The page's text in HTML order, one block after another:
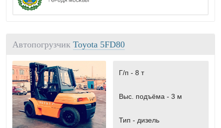
Автопогрузчик Toyota 5FD80
Г/п - 8 т
Выс. подъёма - 3 м
Тип - дизель